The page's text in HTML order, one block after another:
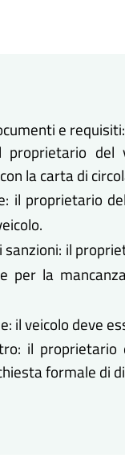
e requisiti:
del
la carta di
il proprietario
il
per la
il veicolo deve
il
formale di